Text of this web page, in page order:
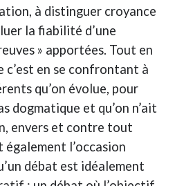
à distinguer croyance
la fiabilité d’une
» apportées. Tout en
en se confrontant à
qu’on évolue, pour
dogmatique et qu’on n’ait
envers et contre tout
l’occasion
débat est idéalement